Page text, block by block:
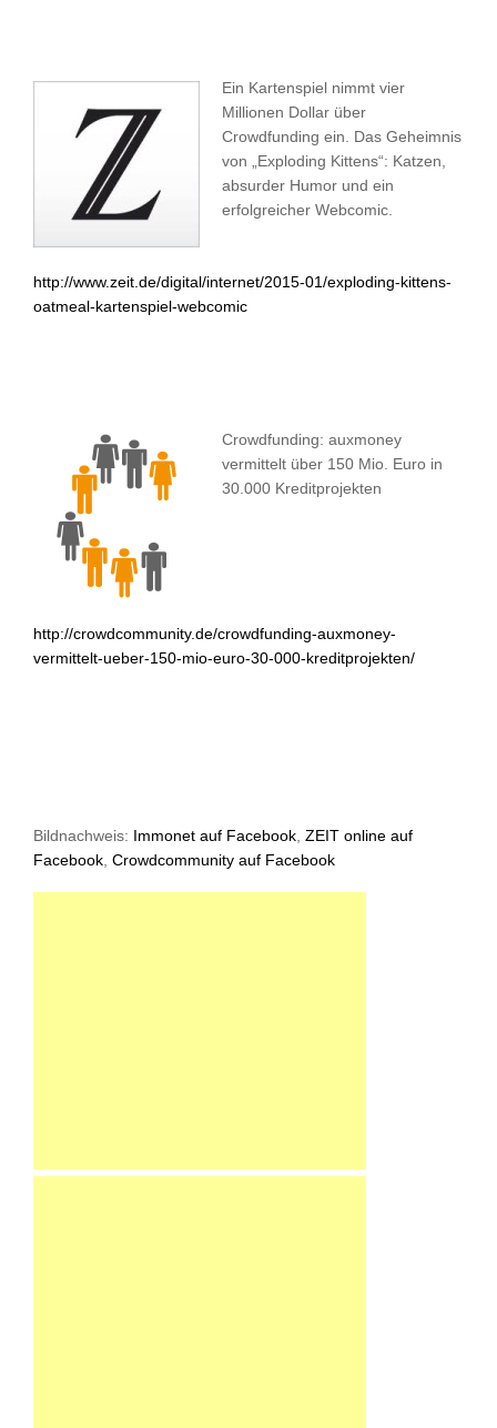
Ein Kartenspiel nimmt vier
Millionen Dollar über
Crowdfunding ein. Das Geheimnis
von „Exploding Kittens“: Katzen,
absurder Humor und ein
erfolgreicher Webcomic.
http://www.zeit.de/digital/internet/2015-01/exploding-kittens-
oatmeal-kartenspiel-webcomic
Crowdfunding: auxmoney
vermittelt über 150 Mio. Euro in
30.000 Kreditprojekten
http://crowdcommunity.de/crowdfunding-auxmoney-
vermittelt-ueber-150-mio-euro-30-000-kreditprojekten/
Bildnachweis: Immonet auf Facebook ZEIT online auf
Facebook Crowdcommunity auf Facebook